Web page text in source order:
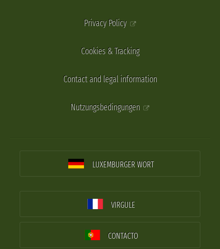
Privacy Policy
Cookies & Tracking
Contact and legal information
Nutzungsbedingungen
LUXEMBURGER WORT
VIRGULE
CONTACTO